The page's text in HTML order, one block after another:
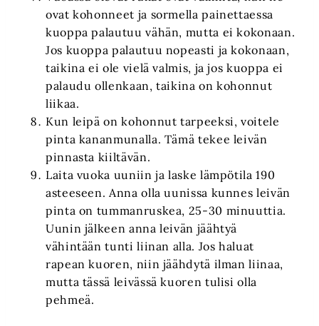
ovat kohonneet ja sormella painettaessa
kuoppa palautuu vähän, mutta ei kokonaan.
Jos kuoppa palautuu nopeasti ja kokonaan,
taikina ei ole vielä valmis, ja jos kuoppa ei
palaudu ollenkaan, taikina on kohonnut
liikaa.
Kun leipä on kohonnut tarpeeksi, voitele
pinta kananmunalla. Tämä tekee leivän
pinnasta kiiltävän.
Laita vuoka uuniin ja laske lämpötila 190
asteeseen. Anna olla uunissa kunnes leivän
pinta on tummanruskea, 25-30 minuuttia.
Uunin jälkeen anna leivän jäähtyä
vähintään tunti liinan alla. Jos haluat
rapean kuoren, niin jäähdytä ilman liinaa,
mutta tässä leivässä kuoren tulisi olla
pehmeä.